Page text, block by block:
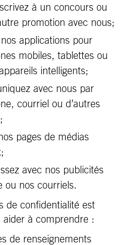
à un concours ou
promotion avec nous;
applications pour
mobiles, tablettes ou
intelligents;
avec nous par
courriel ou d’autres
pages de médias
avec nos publicités
ou nos courriels.
de confidentialité est
aider à comprendre :
de renseignements